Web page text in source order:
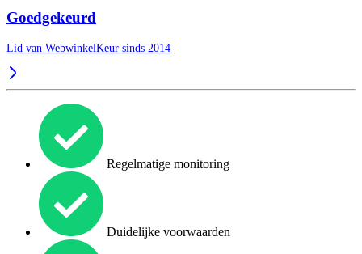
Goedgekeurd
Lid van WebwinkelKeur sinds 2014
Regelmatige monitoring
Duidelijke voorwaarden